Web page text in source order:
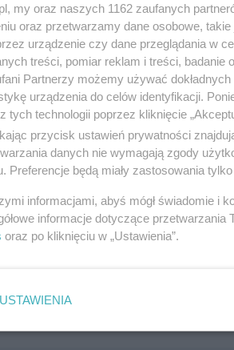
Szkoła Zawodowa im. A.
5, 83-110 Tczew
my oraz naszych 1162 zaufanych
oraz przetwarzamy dane osobowe,
urządzenie czy dane przeglądania w
treści, pomiar reklam i treści, badanie
Partnerzy możemy używać
urządzenia do celów identyfikacji.
tych technologii poprzez kliknięcie
przycisk ustawień prywatności
danych nie wymagają zgody
Preferencje będą miały zastosowania
informacjami, abyś mógł świadomie i
informacje dotyczące przetwarzania
oraz po kliknięciu w „Ustawienia”.
USTAWIENIA